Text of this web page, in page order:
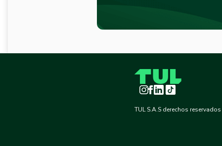
Instagram
Facebook
LinkedInTikTok
TUL S.A.S derechos reservados